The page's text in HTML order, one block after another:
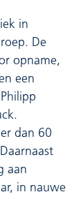
in
De
opname,
een
dan 60
aan
in nauwe